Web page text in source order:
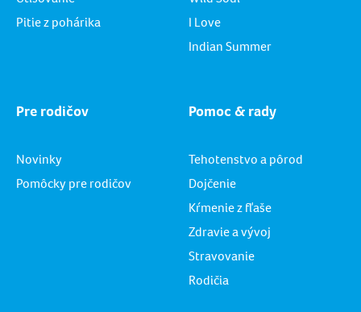
Pitie z pohárika
I Love
Indian Summer
Pre rodičov
Novinky
Pomôcky pre rodičov
Pomoc & rady
Tehotenstvo a pôrod
Dojčenie
Kŕmenie z fľaše
Zdravie a vývoj
Stravovanie
Rodičia